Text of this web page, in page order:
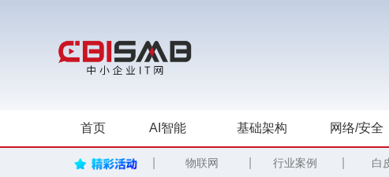
首页 AI智能 基础架构 网络/安全
物联网 行业案例 白